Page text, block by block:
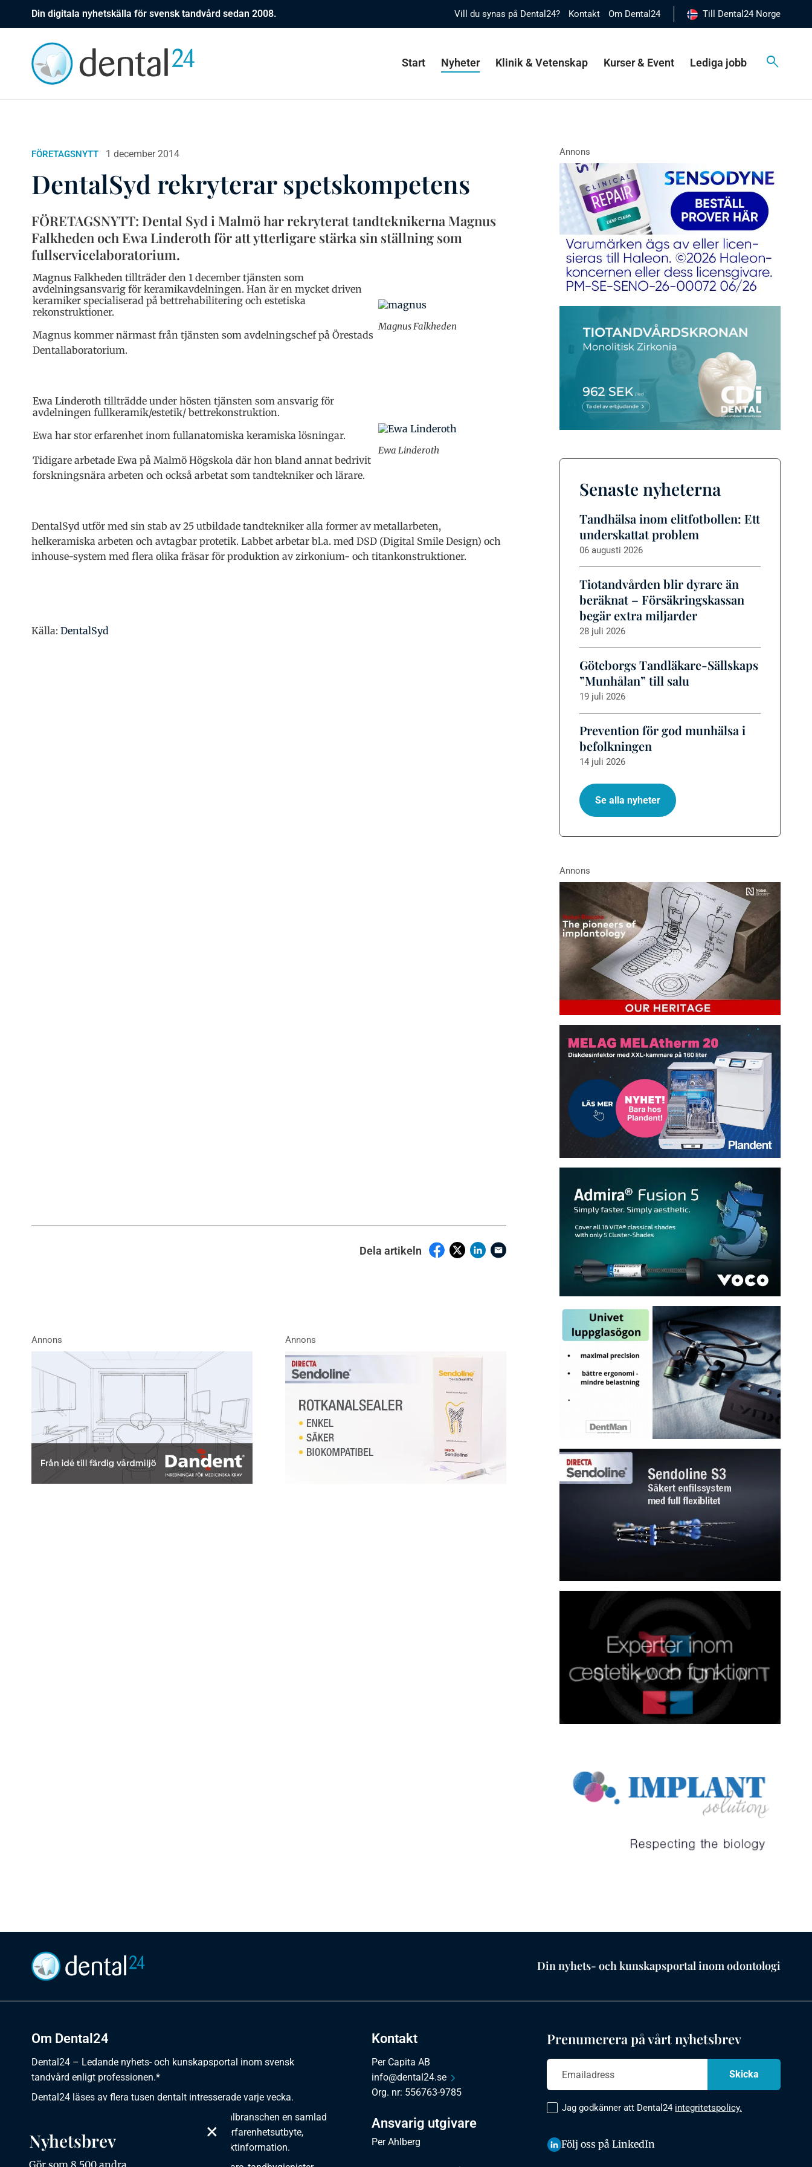
Din digitala nyhetskälla för svensk tandvård sedan 2008. Vill du synas på Dental24? Kontakt Om Dental24 Till Dental24 Norge
Start Nyheter Klinik & Vetenskap Kurser & Event Lediga jobb
FÖRETAGSNYTT 1 december 2014
DentalSyd rekryterar spetskompetens
FÖRETAGSNYTT: Dental Syd i Malmö har rekryterat tandteknikerna Magnus
Falkheden och Ewa Linderoth för att ytterligare stärka sin ställning som
fullservicelaboratorium.
Magnus Falkheden tillträder den 1 december tjänsten som
avdelningsansvarig för keramikavdelningen. Han är en mycket driven
keramiker specialiserad på bettrehabilitering och estetiska
rekonstruktioner.
Magnus kommer närmast från tjänsten som avdelningschef på Örestads
Dentallaboratorium.
Magnus Falkheden
Ewa Linderoth tillträdde under hösten tjänsten som ansvarig för
avdelningen fullkeramik/estetik/ bettrekonstruktion.
Ewa har stor erfarenhet inom fullanatomiska keramiska lösningar.
Tidigare arbetade Ewa på Malmö Högskola där hon bland annat bedrivit
forskningsnära arbeten och också arbetat som tandtekniker och lärare.
Ewa Linderoth
DentalSyd utför med sin stab av 25 utbildade tandtekniker alla former av metallarbeten,
helkeramiska arbeten och avtagbar protetik. Labbet arbetar bl.a. med DSD (Digital Smile Design) och
inhouse-system med flera olika fräsar för produktion av zirkonium- och titankonstruktioner.
Källa: DentalSyd
Dela artikeln
Senaste nyheterna
Tandhälsa inom elitfotbollen: Ett
underskattat problem
06 augusti 2026
Tiotandvården blir dyrare än
beräknat – Försäkringskassan
begär extra miljarder
28 juli 2026
Göteborgs Tandläkare-Sällskaps
”Munhålan” till salu
19 juli 2026
Prevention för god munhälsa i
befolkningen
14 juli 2026
Se alla nyheter
Din nyhets- och kunskapsportal inom odontologi
Om Dental24
Dental24 – Ledande nyhets- och kunskapsportal inom svensk
tandvård enligt professionen.*
Dental24 läses av flera tusen dentalt intresserade varje vecka.
Dental24 erbjuder yrkesverksamma inom dentalbranschen en samlad
plats för nyheter, kunskap, aktuella händelser, erfarenhetsutbyte,
utbildningar, artiklar, dokumentation och produktinformation.
Kontakt
Per Capita AB
info@dental24.se
Org. nr: 556763-9785
Ansvarig utgivare
Per Ahlberg
Prenumerera på vårt nyhetsbrev
Jag godkänner att Dental24 integritetspolicy.
Följ oss på LinkedIn
×
Nyhetsbrev
Gör som 8 500 andra,